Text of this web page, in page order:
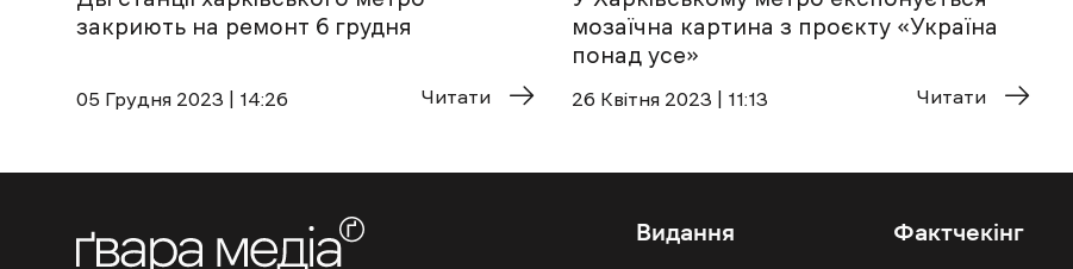
закриють на ремонт 6 грудня
05 Грудня 2023 | 14:26 Читати
мозаїчна картина з проєкту «Україна
понад усе»
26 Квітня 2023 | 11:13 Читати
Видання Фактчекінг